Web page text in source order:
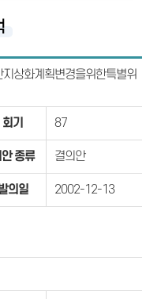
상화계획변경을위한특별위
회기 87
종류 결의안
의일 2002-12-13